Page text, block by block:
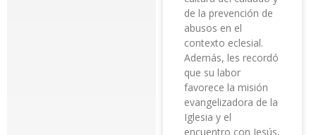
de la prevención de
abusos en el
contexto eclesial.
Además, les recordó
que su labor
favorece la misión
evangelizadora de la
Iglesia y el
encuentro con Jesús,